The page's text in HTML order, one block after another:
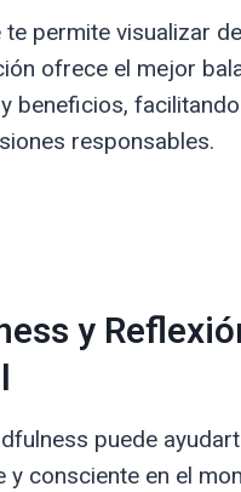
te permite visualizar
ofrece el mejor
beneficios,
responsables.
y
puede
y consciente en el